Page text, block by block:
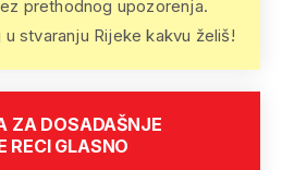
prethodnog upozorenja.
stvaranju Rijeke kakvu želiš!
ZA DOSADAŠNJE
RECI GLASNO